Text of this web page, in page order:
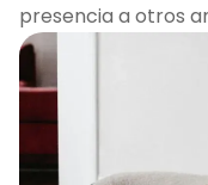
presencia a otros